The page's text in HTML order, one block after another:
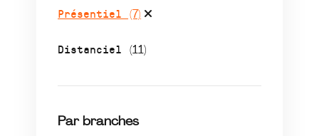
Présentiel (7)
Distanciel (11)
Par branches